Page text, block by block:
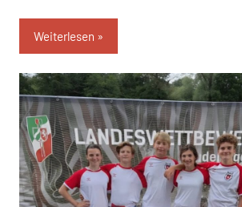
Weiterlesen